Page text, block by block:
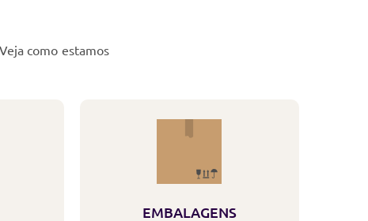
como estamos
EMBALAGENS